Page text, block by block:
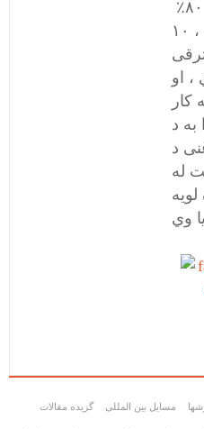
فقط ۸۰٪
او
کار
د
د
له
لویه
وي
گزیده مقالات مسایل بین المللی